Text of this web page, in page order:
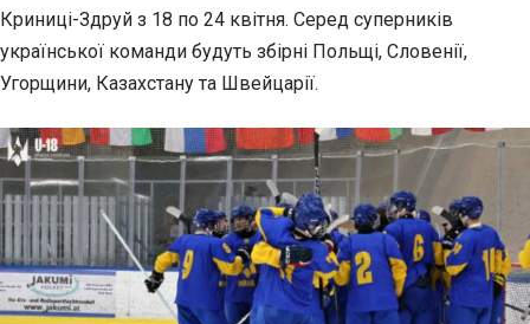
Криниці-Здруй з 18 по 24 квітня. Серед суперників
української команди будуть збірні Польщі, Словенії,
Угорщини, Казахстану та Швейцарії.